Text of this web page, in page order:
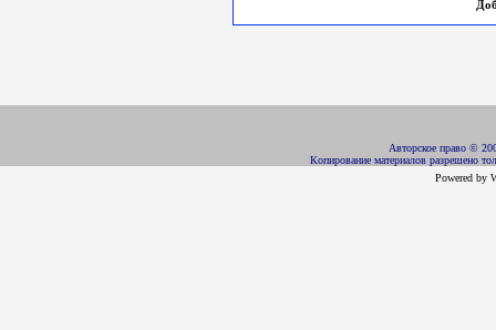
Авторское право ©
Копирование материалов разрешено
Powered by